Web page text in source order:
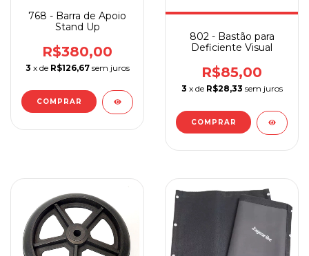
768 - Barra de Apoio
Stand Up
R$380,00
3 x de R$126,67 sem juros
802 - Bastão para
Deficiente Visual
R$85,00
3 x de R$28,33 sem juros